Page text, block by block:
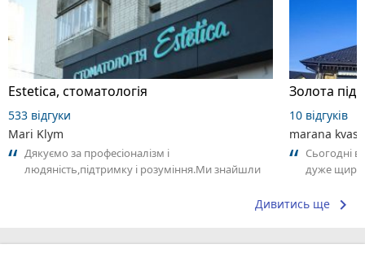
Estetica, стоматологія
533 відгуки
Mari Klym
Дякуємо за професіоналізм і
людяність,підтримку і розуміння.Ми знайшли
10 відгуків
marana
Сьогодні
дуже щира
Дивитись ще keyboard_arrow_right